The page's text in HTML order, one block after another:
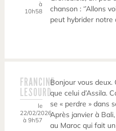
à
10h58
chanson : ‘’Allons
peut hybrider notre
FRANCINE
LESOURD
le
22/02/2026
à 9h57
Bonjour vous deux.
que celui d’Assila.
se « perdre » dans
Après janvier à
au Maroc qui fait un